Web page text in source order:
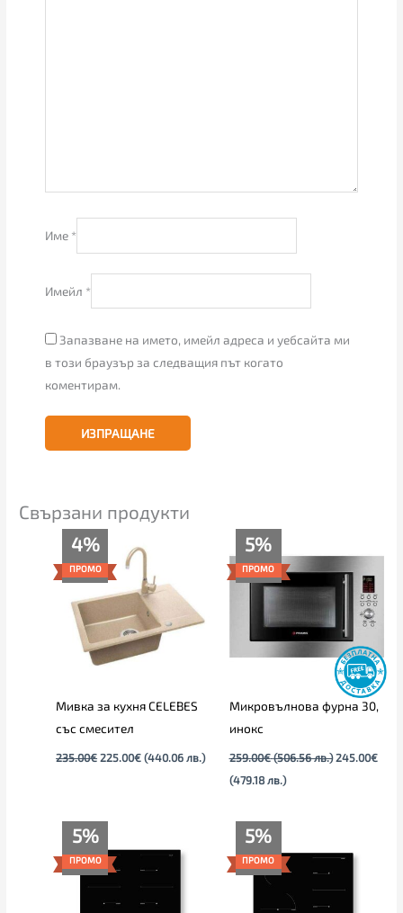
Име *
Имейл *
Запазване на името, имейл адреса и уебсайта ми
в този браузър за следващия път когато
коментирам.
Свързани продукти
4%
ПРОМО
Мивка за кухня CELEBES
със смесител
235.00€
price
was:
235.00€.
225.00€
цена
225.00€.
(440.06 лв.)
5%
ПРОМО
Микровълнова фурна 30,
инокс
259.00€ (506.56 лв.)
259.00€
(506.56
лв.).
245.00€
(479.18 лв.)
е:
245.00€
(479.18
5%
ПРОМО
was:
е:
339.00€
(663.03
5%
ПРОМО
was:
е:
339.00€
лв.).